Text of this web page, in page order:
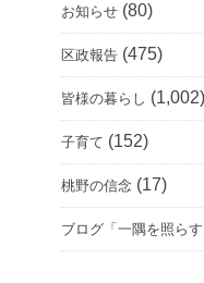
お知らせ (80)
区政報告 (475)
皆様の暮らし (1,002)
子育て (152)
桃野の信念 (17)
ブログ「一隅を照らす